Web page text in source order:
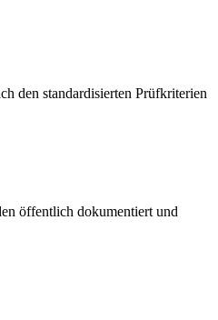
den standardisierten Prüfkriterien
öffentlich dokumentiert und